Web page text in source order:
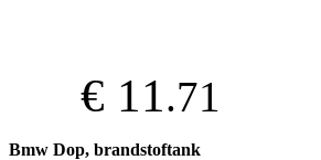
€ 11.71
Bmw Dop, brandstoftank